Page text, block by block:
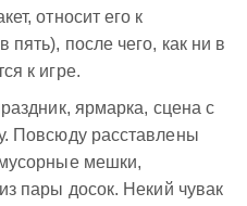
относит его к
после чего, как ни в
к игре.
ярмарка, сцена с
Повсюду расставлены
мешки,
пары досок. Некий чувак